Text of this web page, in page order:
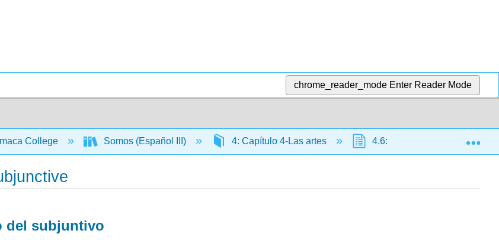
chrome_reader_mode Enter Reader Mode
College Somos (Español III) 4: Capítulo 4-Las artes 4.6: Conditional and Past
del subjuntivo